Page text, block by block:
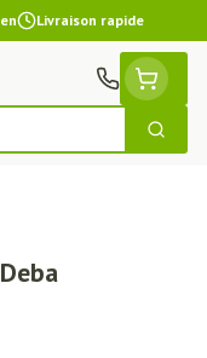
Livraison rapide